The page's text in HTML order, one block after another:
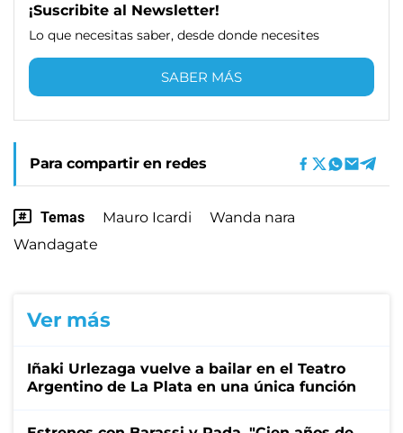
¡Suscribite al Newsletter!
Lo que necesitas saber, desde donde necesites
SABER MÁS
Para compartir en redes
Temas Mauro Icardi
Wanda nara
Wandagate
Ver más
Iñaki Urlezaga vuelve a bailar en el Teatro
Argentino de La Plata en una única función